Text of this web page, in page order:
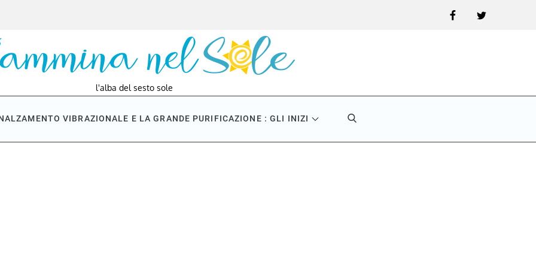
FacebookTwitter
l'alba del sesto sole
VIBRAZIONALE E LA GRANDE PURIFICAZIONE : GLI INIZI